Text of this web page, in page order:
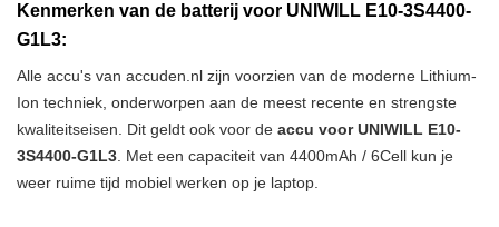
Kenmerken van de batterij voor UNIWILL E10-3S4400-
G1L3:
Alle accu's van accuden.nl zijn voorzien van de moderne Lithium-
Ion techniek, onderworpen aan de meest recente en strengste
kwaliteitseisen. Dit geldt ook voor de accu voor UNIWILL E10-
3S4400-G1L3 . Met een capaciteit van 4400mAh / 6Cell kun je
weer ruime tijd mobiel werken op je laptop.